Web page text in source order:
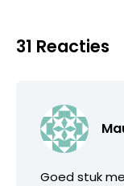
31 Reacties
Goed stuk